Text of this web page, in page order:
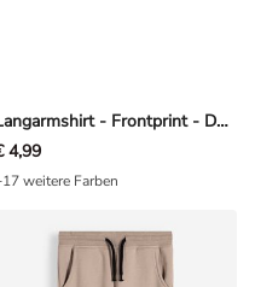
Langarmshirt - Frontprint - Dunkelgrün
4,99
weitere Farben